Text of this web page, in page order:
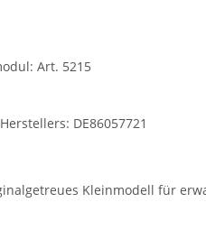
Art. 5215
DE86057721
Kleinmodell für